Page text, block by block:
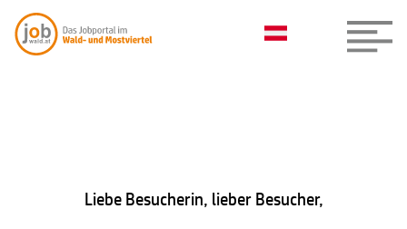
Liebe Besucherin, lieber Besucher,